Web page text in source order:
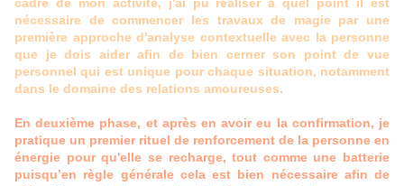
nécessaire de commencer les travaux de magie par une
première approche d'analyse contextuelle avec la personne
que je dois aider afin de bien cerner son point de vue
personnel qui est unique pour chaque situation, notamment
dans le domaine des relations amoureuses.
En deuxième phase, et après en avoir eu la confirmation, je
pratique un premier rituel de renforcement de la personne en
énergie pour qu'elle se recharge, tout comme une batterie
puisqu’en règle générale cela est bien nécessaire afin de